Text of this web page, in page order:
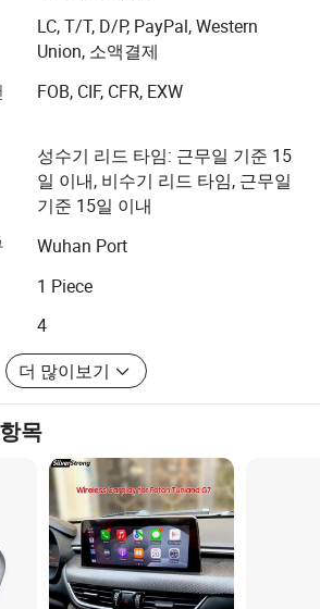
요한 기능이 있습니다. 단일 보드 컴
모 또는 개발 시스템, 교육 시스템 또
컨트롤러로 사용됩니다. 많은 종류의
대용 컴퓨터는 모든 기능을 하나의
합니다.
단일 보드 컴퓨터는 주변 장치 기능이
에 의존하지 않는 경우가 많습니다. 단
취미로 만든 것과 같은 단순한 디자
과 ARM과 같은 저비용 32비트 또
사용합니다. 블레이드 서버와 같은
터와 비슷한 성능을 발휘하지만, 이
식일 뿐입니다.
는 일반적으로 USB 케이블을 연결해
시스템을 iPhone에 무선으로
으로 변환할 수 있는 장치입니다. 이
인포테인먼트 시스템을 사용하기 원
유용하며, 차량에 연결할 때마다 휴
없습니다.
LC, T/T, D/P, PayPal, Western
Union, 소액결제
FOB, CIF, CFR, EXW
성수기 리드 타임: 근무일 기준 15
일 이내, 비수기 리드 타임, 근무일
기준 15일 이내
Wuhan Port
1 Piece
4
더 많이보기
목